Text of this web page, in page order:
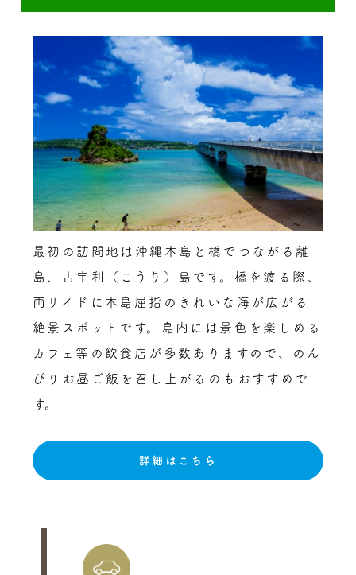
最初の訪問地は沖縄本島と橋でつながる離
島、古宇利（こうり）島です。橋を渡る際、
両サイドに本島屈指のきれいな海が広がる
絶景スポットです。島内には景色を楽しめる
カフェ等の飲食店が多数ありますので、のん
びりお昼ご飯を召し上がるのもおすすめで
す。
詳細はこちら